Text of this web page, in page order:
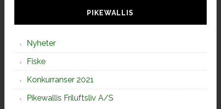
PIKEWALLIS
Nyheter
Fiske
Konkurranser 2021
Pikewallis Friluftsliv A/S